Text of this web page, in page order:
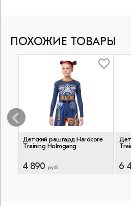
ПОХОЖИЕ ТОВАРЫ
Детский рашгард Hardcore
Training Holmgang
4 890 руб 6